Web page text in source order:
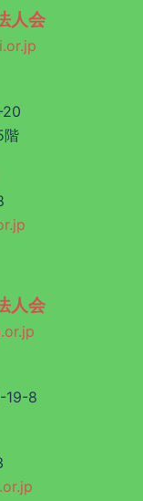
人会
20
階
人会
19-8